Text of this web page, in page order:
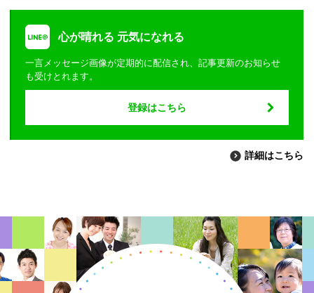
心が晴れる 元気になれる
一言メッセージ画像が定期的に配信され、記事更新のお知らせ
も受けとれます。
登録はこちら
詳細はこちら